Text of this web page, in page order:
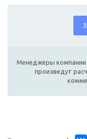
Менеджеры компании
произведут